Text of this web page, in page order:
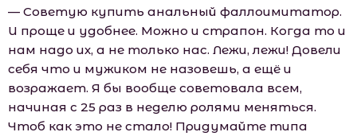
— Советую купить анальный фаллоимитатор.
И проще и удобнее. Можно и страпон. Когда то и
нам надо их, а не только нас. Лежи, лежи! Довели
себя что и мужиком не назовешь, а ещё и
возражает. Я бы вообще советовала всем,
начиная с 25 раз в неделю ролями меняться.
Чтоб как это не стало! Придумайте типа